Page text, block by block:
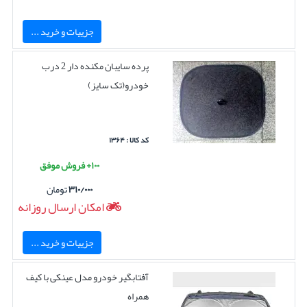
جزییات و خرید ...
پرده سایبان مکنده دار 2 درب
خودرو(تک سایز)
کد کالا : ۱۳۶۴
۱۰۰+ فروش موفق
۳۱۰/۰۰۰تومان
امکان ارسال روزانه
جزییات و خرید ...
آفتابگیر خودرو مدل عینکی با کیف
همراه